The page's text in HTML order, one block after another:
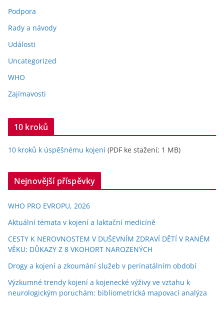
Podpora
Rady a návody
Události
Uncategorized
WHO
Zajímavosti
10 kroků
10 kroků k úspěšnému kojení (PDF ke stažení; 1 MB)
Nejnovější příspěvky
WHO PRO EVROPU, 2026
Aktuální témata v kojení a laktační medicíně
CESTY K NEROVNOSTEM V DUŠEVNÍM ZDRAVÍ DĚTÍ V RANÉM
VĚKU: DŮKAZY Z 8 VKOHORT NAROZENÝCH
Drogy a kojení a zkoumání služeb v perinatálním období
Výzkumné trendy kojení a kojenecké výživy ve vztahu k
neurologickým poruchám: bibliometrická mapovací analýza